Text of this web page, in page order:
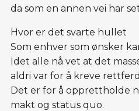
da som en annen vei har
Hvor er det svarte hullet
Som enhver som ønsker
Idet alle nå vet at det
aldri var for å kreve
Det er for å opprettholde
makt og status quo.